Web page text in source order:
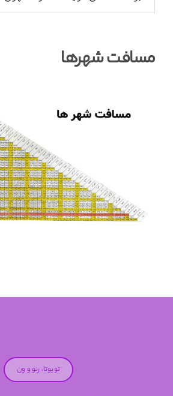
مسافت شهرها
تویوتا، رنو و ون